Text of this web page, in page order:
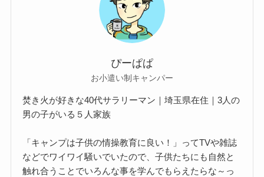
ぴーぱぱ
お小遣い制キャンパー
焚き火が好きな40代サラリーマン｜埼玉県在住｜3人の
男の子がいる５人家族
「キャンプは子供の情操教育に良い！」ってTVや雑誌
などでワイワイ騒いでいたので、子供たちにも自然と
触れ合うことでいろんな事を学んでもらえたらな～っ